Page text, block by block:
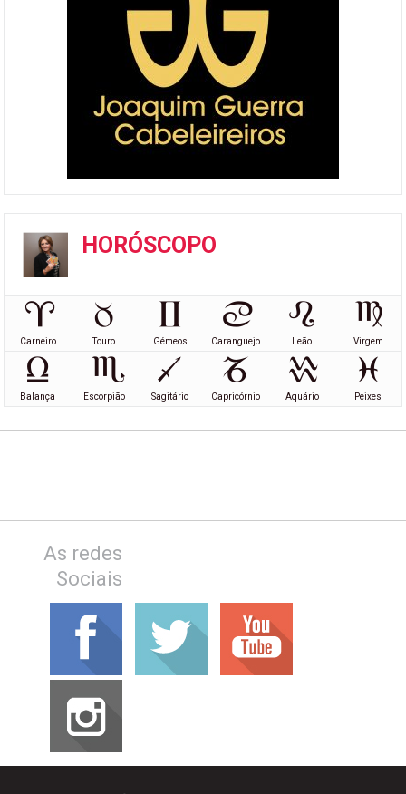
HORÓSCOPO
Carneiro Touro Gémeos Caranguejo Leão Virgem
Balança Escorpião Sagitário Capricórnio Aquário Peixes
As redes
Sociais